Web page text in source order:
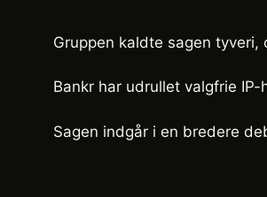
Gruppen kaldte sagen
Bankr har udrullet valgfrie
Sagen indgår i en bredere